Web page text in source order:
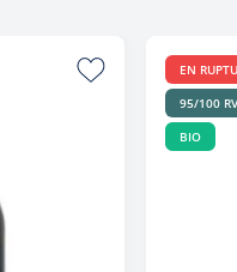
EN
95/100
BIO